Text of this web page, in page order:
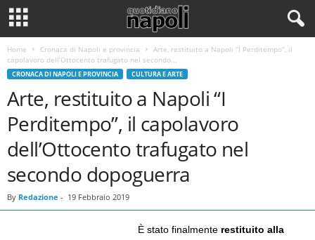
Home Cronaca di Napoli e provincia
Arte, restituito a Napoli “I Perditempo”, il
capolavoro dell’Ottocento trafugato nel secondo...
CRONACA DI NAPOLI E PROVINCIA CULTURA E ARTE
Arte, restituito a Napoli “I
Perditempo”, il capolavoro
dell’Ottocento trafugato nel
secondo dopoguerra
By Redazione - 19 Febbraio 2019
È stato finalmente restituito alla